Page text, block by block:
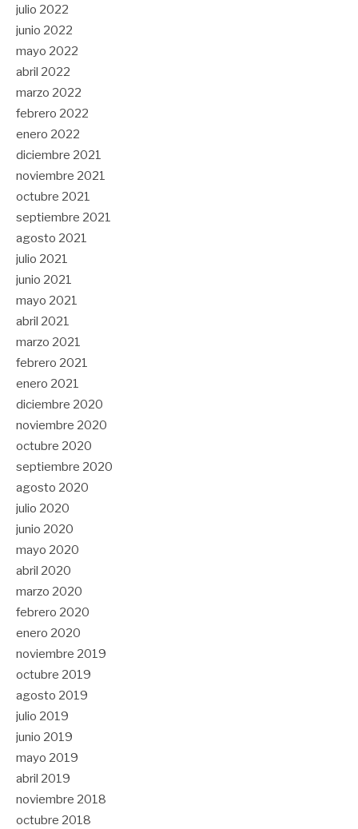
julio 2022
junio 2022
mayo 2022
abril 2022
marzo 2022
febrero 2022
enero 2022
diciembre 2021
noviembre 2021
octubre 2021
septiembre 2021
agosto 2021
julio 2021
junio 2021
mayo 2021
abril 2021
marzo 2021
febrero 2021
enero 2021
diciembre 2020
noviembre 2020
octubre 2020
septiembre 2020
agosto 2020
julio 2020
junio 2020
mayo 2020
abril 2020
marzo 2020
febrero 2020
enero 2020
noviembre 2019
octubre 2019
agosto 2019
julio 2019
junio 2019
mayo 2019
abril 2019
noviembre 2018
octubre 2018